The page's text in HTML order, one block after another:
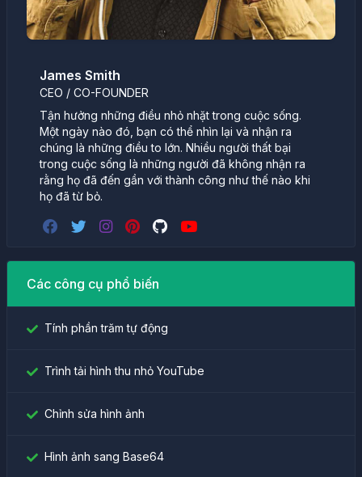
James Smith
CEO / CO-FOUNDER
Tận hưởng những điều nhỏ nhặt trong cuộc sống.
Một ngày nào đó, bạn có thể nhìn lại và nhận ra
chúng là những điều to lớn. Nhiều người thất bại
trong cuộc sống là những người đã không nhận ra
rằng họ đã đến gần với thành công như thế nào khi
họ đã từ bỏ.
Các công cụ phổ biến
Tính phần trăm tự động
Trình tải hình thu nhỏ YouTube
Chỉnh sửa hình ảnh
Hình ảnh sang Base64